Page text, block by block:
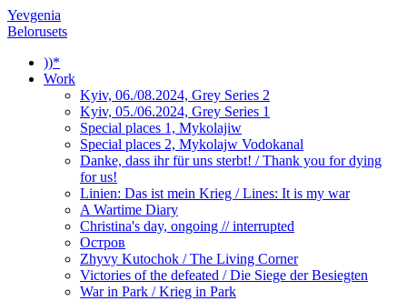
Yevgenia
Belorusets
))*
Work
Kyiv, 06./08.2024, Grey Series 2
Kyiv, 05./06.2024, Grey Series 1
Special places 1, Mykolajiw
Special places 2, Mykolajw Vodokanal
Danke, dass ihr für uns sterbt! / Thank you for dying
for us!
Linien: Das ist mein Krieg / Lines: It is my war
A Wartime Diary
Christina's day, ongoing // interrupted
Остров
Zhyvy Kutochok / The Living Corner
Victories of the defeated / Die Siege der Besiegten
War in Park / Krieg in Park